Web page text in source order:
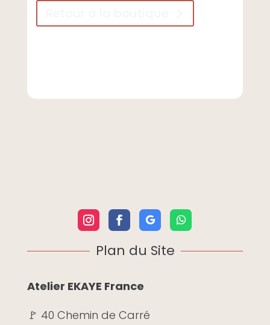
Plan du Site
Atelier EKAYE France
🚩 40 Chemin de Carré